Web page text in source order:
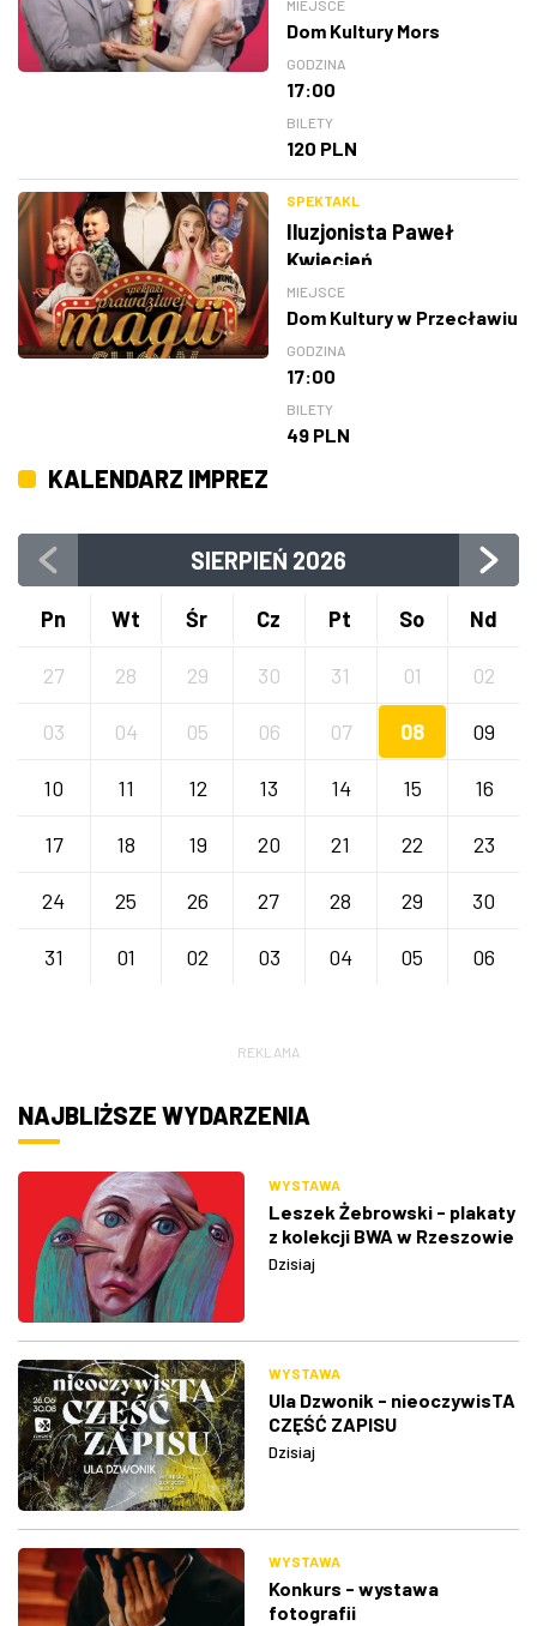
MIEJSCE
Dom Kultury Mors
GODZINA
17:00
BILETY
120 PLN
SPEKTAKL
Iluzjonista Paweł
Kwiecień
MIEJSCE
Dom Kultury w Przecławiu
GODZINA
17:00
BILETY
49 PLN
KALENDARZ IMPREZ
SIERPIEŃ 2026
Pn Wt Śr Cz Pt So Nd
27 28 29 30 31 01 02
03 04 05 06 07 08 09
10 11 12 13 14 15 16
17 18 19 20 21 22 23
24 25 26 27 28 29 30
31 01 02 03 04 05 06
REKLAMA
NAJBLIŻSZE WYDARZENIA
WYSTAWA
Leszek Żebrowski - plakaty
z kolekcji BWA w Rzeszowie
Dzisiaj
WYSTAWA
Ula Dzwonik - nieoczywisTA
CZĘŚĆ ZAPISU
Dzisiaj
WYSTAWA
Konkurs - wystawa
fotografii